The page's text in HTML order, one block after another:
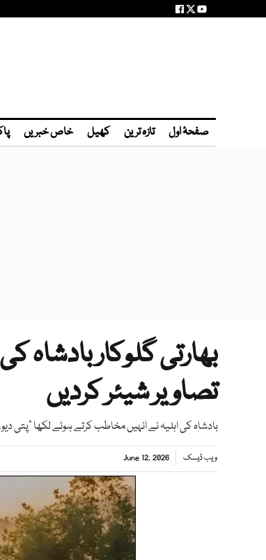
صفحۂ اول تازہ ترین کھیل خاص خبریں
بھارتی گلوکار
تصاویر شیئر کردیں
بادشاہ کی اہلیہ نے انہیں مخاطب کرتے ہوئے لکھا ”پتی
ویب ڈیسک June 12, 2026